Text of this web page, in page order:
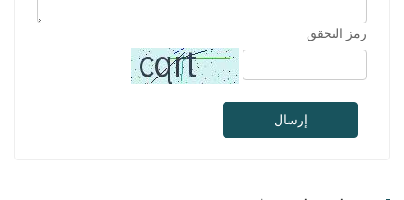
رمز التحقق
إرسال